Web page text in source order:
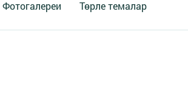
Фотогалереи Төрле темалар